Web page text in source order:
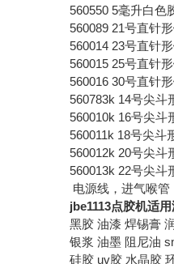
560550 5毫升白色
560089 21号直针
560014 23号直针
560015 25号直针
560016 30号直针
560783k 14号尖斗
560010k 16号尖斗
560011k 18号尖斗
560012k 20号尖斗
560013k 22号尖斗
电源线，进气喉管
jbe1113点胶机适
黑胶 油漆 焊锡膏
银浆 油墨 阻尼油
硅胶 uv胶 水晶胶